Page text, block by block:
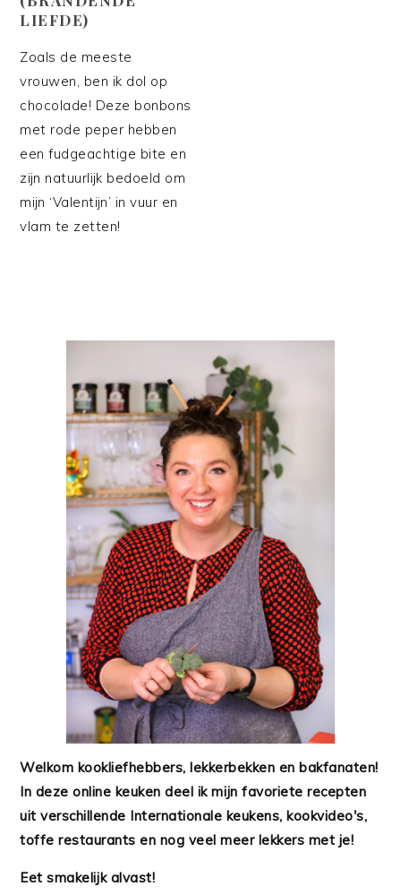
LIEFDE)
Zoals de meeste
vrouwen, ben ik dol op
chocolade! Deze bonbons
met rode peper hebben
een fudgeachtige bite en
zijn natuurlijk bedoeld om
mijn ‘Valentijn’ in vuur en
vlam te zetten!
Welkom kookliefhebbers, lekkerbekken en bakfanaten!
In deze online keuken deel ik mijn favoriete recepten
uit verschillende Internationale keukens, kookvideo's,
toffe restaurants en nog veel meer lekkers met je!
Eet smakelijk alvast!